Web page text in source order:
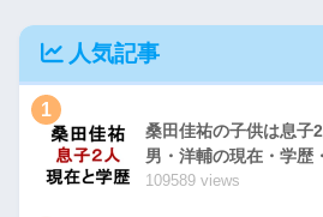
人気記事
1
桑田佳祐の子供は息子
男・洋輔の現在・学歴
109589 views